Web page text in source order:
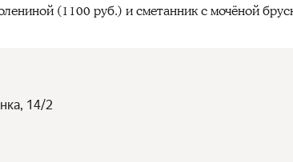
(1100 руб.) и сметанник с мочёной
14/2